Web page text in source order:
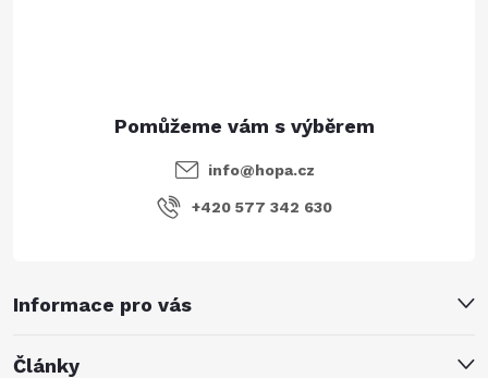
Informace pro vás
Články
info@hopa.cz
+420 577 342 630